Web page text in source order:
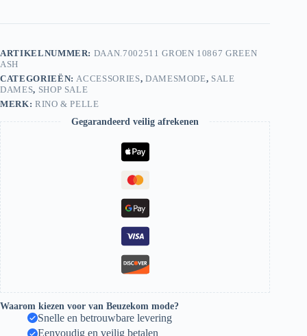
Daan.7002511
Ash
aantal
ARTIKELNUMMER: DAAN.7002511 GROEN 10867 GREEN
ASH
CATEGORIEËN: ACCESSORIES, DAMESMODE, SALE
DAMES, SHOP SALE
MERK: RINO & PELLE
Gegarandeerd veilig afrekenen
Waarom kiezen voor van Beuzekom mode?
Snelle en betrouwbare levering
Eenvoudig en veilig betalen